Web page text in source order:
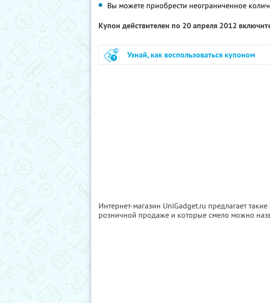
Вы можете приобрести неограниченное
Купон действителен по 20 апреля 2012
Узнай, как воспользоваться купоном
Интернет-магазин UniGadget.ru предлагает
розничной продаже и которые смело можно